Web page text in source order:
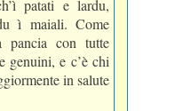
patati e lardu,
ì maiali. Come
con tutte
genuini, e c’è chi
in salute